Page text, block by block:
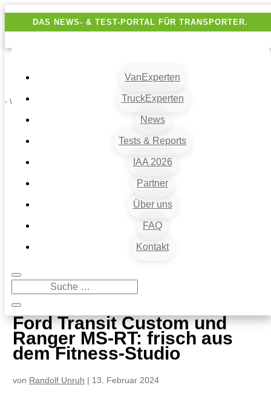
DAS NEWS- & TEST-PORTAL FÜR TRANSPORTER.
VanExperten
TruckExperten
News
Tests & Reports
IAA 2026
Partner
Über uns
FAQ
Kontakt
- Werbung -
9
Ford Transit Custom und Ranger MS-RT: frisch aus dem Fitness-Studio
Ford Transit Custom und
Ranger MS-RT: frisch aus
dem Fitness-Studio
von Randolf Unruh | 13. Februar 2024